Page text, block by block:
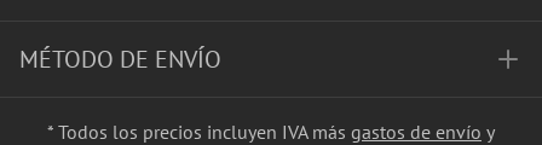
MÉTODO DE ENVÍO
* Todos los precios incluyen IVA más gastos de envío y